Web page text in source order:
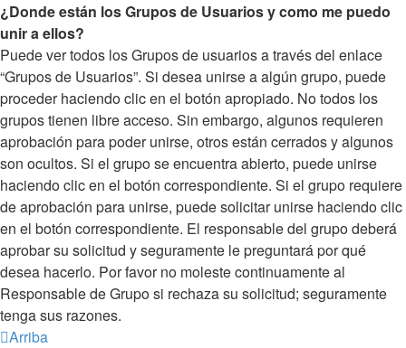
¿Donde están los Grupos de Usuarios y como me puedo
unir a ellos?
Puede ver todos los Grupos de usuarios a través del enlace
“Grupos de Usuarios”. Si desea unirse a algún grupo, puede
proceder haciendo clic en el botón apropiado. No todos los
grupos tienen libre acceso. Sin embargo, algunos requieren
aprobación para poder unirse, otros están cerrados y algunos
son ocultos. Si el grupo se encuentra abierto, puede unirse
haciendo clic en el botón correspondiente. Si el grupo requiere
de aprobación para unirse, puede solicitar unirse haciendo clic
en el botón correspondiente. El responsable del grupo deberá
aprobar su solicitud y seguramente le preguntará por qué
desea hacerlo. Por favor no moleste continuamente al
Responsable de Grupo si rechaza su solicitud; seguramente
tenga sus razones.
Arriba